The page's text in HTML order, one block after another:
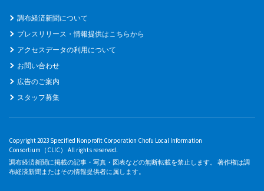
調布経済新聞について
プレスリリース・情報提供はこちらから
アクセスデータの利用について
お問い合わせ
広告のご案内
スタッフ募集
Copyright 2023 Specified Nonprofit Corporation Chofu Local Information
Consortium（CLIC） All rights reserved.
調布経済新聞に掲載の記事・写真・図表などの無断転載を禁止します。 著作権は調
布経済新聞またはその情報提供者に属します。